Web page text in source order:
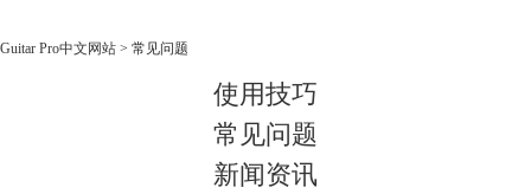
Guitar Pro中文网站 > 常见问题
使用技巧
常见问题
新闻资讯